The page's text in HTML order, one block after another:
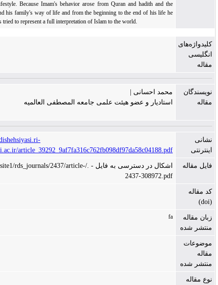
practical lifestyle. Because Imam's behavior arose from Quran and hadith and the
Prophet and his family's way of life and from the beginning to the end of his life he
has always tried to represent a full interpretation of Islam to the world.
محمد احسانی |
استادیار و عضو هیئت علمی جامعه المصطفی العالمیه
http://andishehsiyasi.ri-
khomeini.ac.ir/article_39292_9af7fa316c762fb098df97da58c04188.pdf
اشکال در دسترسی به فایل - ./files/site1/rds_journals/2437/article-
2437-308972.pdf
fa